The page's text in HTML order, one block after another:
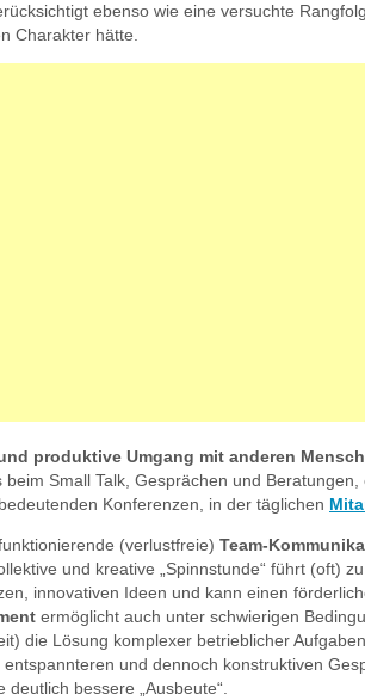
ebenso wie eine versuchte
Charakter hätte.
produktive Umgang mit anderen
beim Small Talk, Gesprächen und
Konferenzen, in der täglichen
(verlustfreie) Team-
und kreative „Spinnstunde“ führt (oft)
innovativen Ideen und kann einen
ermöglicht auch unter schwierigen
die Lösung komplexer betrieblicher
und dennoch konstruktiven
deutlich bessere „Ausbeute“.